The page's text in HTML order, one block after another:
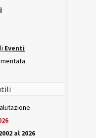
Eventi
al 2026